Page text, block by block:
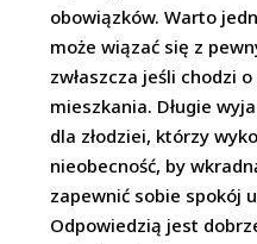
obowiązków. Warto
może wiązać się z
zwłaszcza jeśli chodzi
mieszkania. Długie
dla złodziei, którzy
nieobecność, by
zapewnić sobie spokój
Odpowiedzią jest